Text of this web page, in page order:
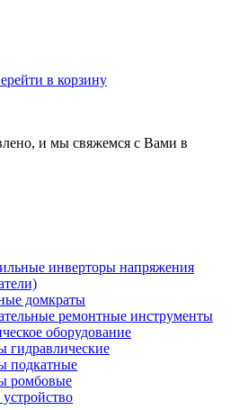
в корзину
и мы свяжемся с Вами в
инверторы напряжения
домкраты
ремонтные инструменты
оборудование
гидравлические
подкатные
ромбовые